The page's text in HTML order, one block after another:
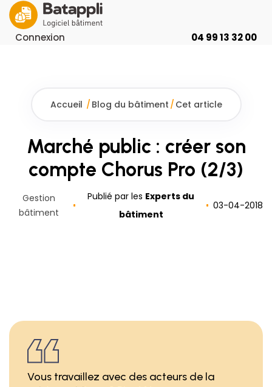
Connexion 04 99 13 32 00
Accueil / Blog du bâtiment / Cet article
Marché public : créer son
compte Chorus Pro (2/3)
Gestion
bâtiment
Publié par les Experts du
bâtiment
03-04-2018
Vous travaillez avec des acteurs de la